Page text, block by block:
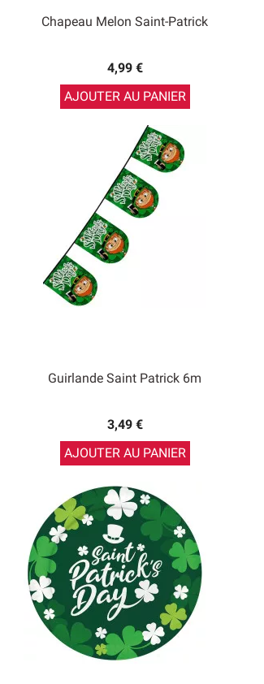
Chapeau Melon Saint-Patrick
4,99 €
AJOUTER AU PANIER
Guirlande Saint Patrick 6m
3,49 €
AJOUTER AU PANIER